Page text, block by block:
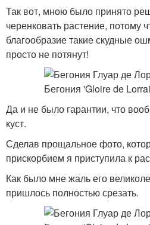
Так вот, мною было принято
черенковать растение, потому
благообразие такие скудные
просто не потянут!
Да и не было гарантии, что
куст.
Сделав прощальное фото,
прискорбием я приступила к
Как было мне жаль его
пришлось полностью срезать.